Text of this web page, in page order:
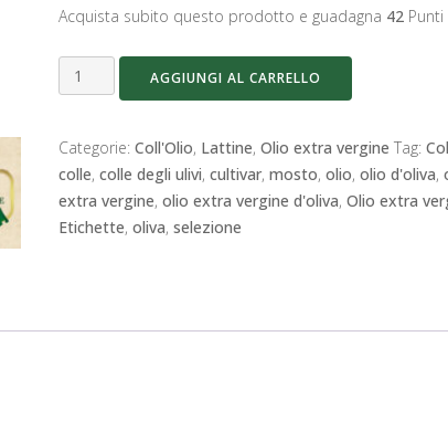
Acquista subito questo prodotto e guadagna 42Punti
Coll'Olio
extra
d'oliva
Mosto
in
latta
AGGIUNGI AL CARRELLO
Categorie: Coll'Olio, Lattine, Olio extra vergine Tag:
colle, colle degli ulivi, cultivar, mosto, olio, olio d'oliva,
extra vergine, olio extra vergine d'oliva, Olio extra
Etichette, oliva, selezione